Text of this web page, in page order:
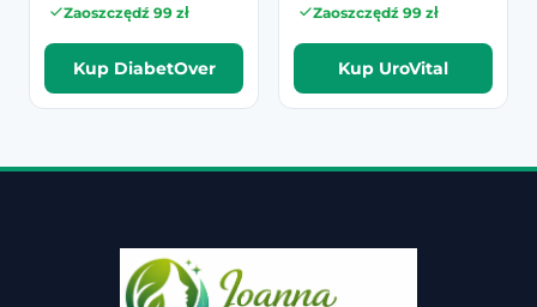
Zaoszczędź 99 zł
Kup DiabetOver
Zaoszczędź 99 zł
Kup UroVital